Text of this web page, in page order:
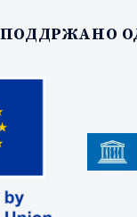
ПОДДРЖАНО